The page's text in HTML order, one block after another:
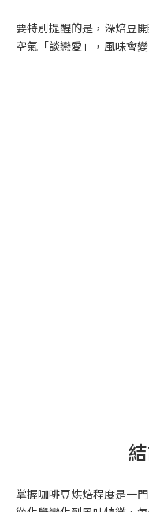
要特別提醒的是，深焙豆
空氣「談戀愛」，風味會變
掌握咖啡豆烘焙程度是一